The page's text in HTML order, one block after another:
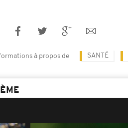
à propos de SANTÉ